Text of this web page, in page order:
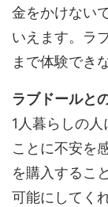
金をかけない
いえます。ラ
まで体験でき
ラブドールと
1人暮らしの
ことに不安を
を購入するこ
可能にしてく